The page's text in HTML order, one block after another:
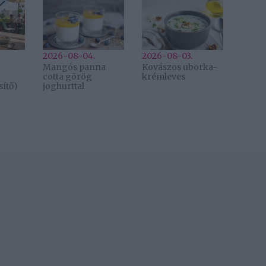
2026-08-04.
Mangós panna
cotta görög
joghurttal
2026-08-03.
Kovászos uborka-
krémleves